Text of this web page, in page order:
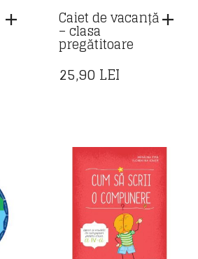
Caiet de vacanță
– clasa
pregătitoare
25,90 LEI